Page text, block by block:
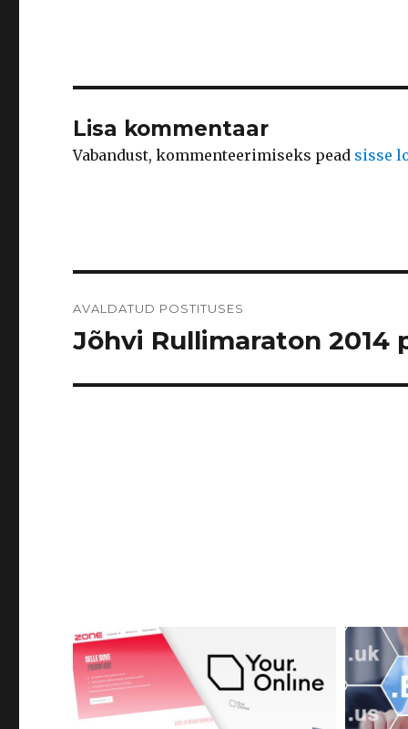
Lisa kommentaar
Vabandust, kommenteerimiseks pead sisse
AVALDATUD POSTITUSES
Jõhvi Rullimaraton 2014